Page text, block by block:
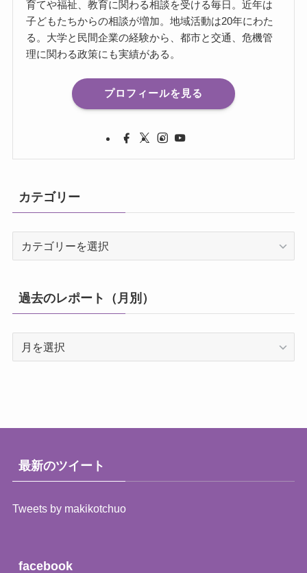
育てや福祉、教育に関わる相談を受ける毎日。近年は
子どもたちからの相談が増加。地域活動は20年にわた
る。大学と民間企業の経験から、都市と交通、危機管
理に関わる政策にも実績がある。
プロフィールを見る
カテゴリー
リ
ー
過去のレポート（月別）
ー
（月
最新のツイート
Tweets by makikotchuo
facebook